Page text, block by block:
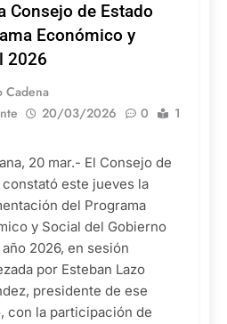
Consejo de Estado
Económico y
2026
Cadena
20/03/2026 0
1
20 mar.- El Consejo de
constató este jueves la
del Programa
y Social del Gobierno
2026, en sesión
por Esteban Lazo
presidente de ese
con la participación de